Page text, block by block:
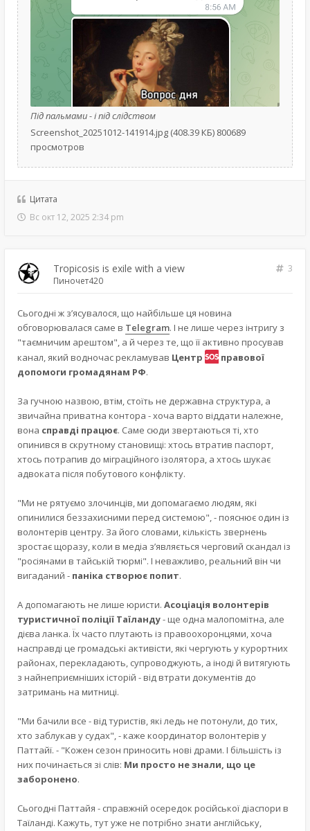
Під пальмами - і під слідством
Screenshot_20251012-141914.jpg (408.39 КБ) 800689
просмотров
Цитата
Вс окт 12, 2025 2:34 pm
Tropicosis is exile with a view
3
Пиночет420
Сьогодні ж з’ясувалося, що найбільше ця новина
обговорювалася саме в Telegram. І не лише через інтригу з
"таємничим арештом", а й через те, що її активно просував
канал, який водночас рекламував Центр
правової
допомоги громадянам РФ.
За гучною назвою, втім, стоїть не державна структура, а
звичайна приватна контора - хоча варто віддати належне,
вона справді працює. Саме сюди звертаються ті, хто
опинився в скрутному становищі: хтось втратив паспорт,
хтось потрапив до міграційного ізолятора, а хтось шукає
адвоката після побутового конфлікту.
"Ми не рятуємо злочинців, ми допомагаємо людям, які
опинилися беззахисними перед системою", - пояснює один із
волонтерів центру. За його словами, кількість звернень
зростає щоразу, коли в медіа з’являється черговий скандал із
"росіянами в тайській тюрмі". І неважливо, реальний він чи
вигаданий - паніка створює попит.
А допомагають не лише юристи. Асоціація волонтерів
туристичної поліції Таїланду- ще одна малопомітна, але
дієва ланка. Їх часто плутають із правоохоронцями, хоча
насправді це громадські активісти, які чергують у курортних
районах, перекладають, супроводжують, а іноді й витягують
з найнеприємніших історій - від втрати документів до
затримань на митниці.
"Ми бачили все - від туристів, які ледь не потонули, до тих,
хто заблукав у судах", - каже координатор волонтерів у
Паттайї. - "Кожен сезон приносить нові драми. І більшість із
них починається зі слів: Ми просто не знали, що це
заборонено.
Сьогодні Паттайя - справжній осередок російської діаспори в
Таїланді. Кажуть, тут уже не потрібно знати англійську,